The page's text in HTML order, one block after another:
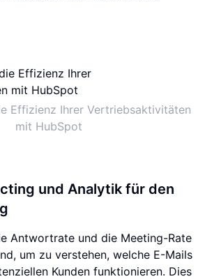
Effizienz Ihrer Vertriebsaktivitäten
mit HubSpot
und Analytik für den
Antwortrate und die Meeting-Rate
um zu verstehen, welche E-Mails
Kunden funktionieren. Dies